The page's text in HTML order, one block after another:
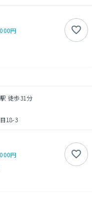
円
徒歩31分
18-3
円